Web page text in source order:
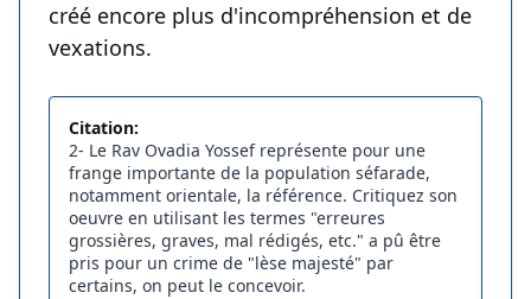
créé encore plus d'incompréhension et de
vexations.
Citation:
2- Le Rav Ovadia Yossef représente pour une
frange importante de la population séfarade,
notamment orientale, la référence. Critiquez son
oeuvre en utilisant les termes "erreures
grossières, graves, mal rédigés, etc." a pû être
pris pour un crime de "lèse majesté" par
certains, on peut le concevoir.